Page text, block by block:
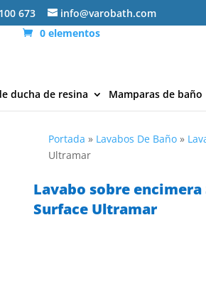
673 info@varobath.com
0 elementos
ducha de resina Mamparas de baño
Portada » Lavabos De Baño »
Ultramar
Lavabo sobre encimera
Surface Ultramar